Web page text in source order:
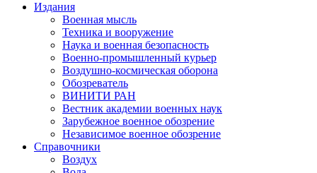
Издания
Военная мысль
Техника и вооружение
Наука и военная безопасность
Военно-промышленный курьер
Воздушно-космическая оборона
Обозреватель
ВИНИТИ РАН
Вестник академии военных наук
Зарубежное военное обозрение
Независимое военное обозрение
Справочники
Воздух